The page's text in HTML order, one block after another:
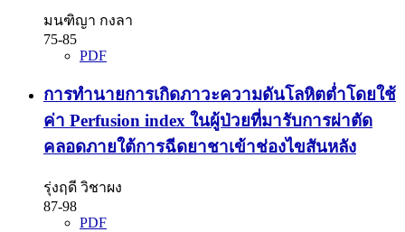
มนฑิญา กงลา
75-85
PDF
การทำนายการเกิดภาวะความดันโลหิตต่ำโดยใช้
ค่า Perfusion index ในผู้ป่วยที่มารับการผ่าตัด
คลอดภายใต้การฉีดยาชาเข้าช่องไขสันหลัง
รุ่งฤดี วิชาผง
87-98
PDF